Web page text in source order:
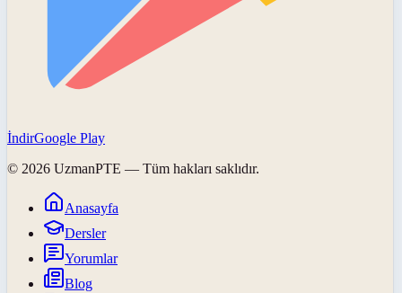
İndirGoogle Play
© 2026 UzmanPTE — Tüm hakları saklıdır.
Anasayfa
Dersler
Yorumlar
Blog